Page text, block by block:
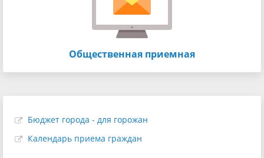
Общественная приемная
Бюджет города - для горожан
Календарь приема граждан